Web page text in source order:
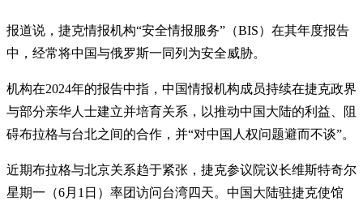
报道说，捷克情报机构“安全情报服务”（BIS）在其年度报告
中，经常将中国与俄罗斯一同列为安全威胁。
机构在2024年的报告中指，中国情报机构成员持续在捷克政界
与部分亲华人士建立并培育关系，以推动中国大陆的利益、阻
碍布拉格与台北之间的合作，并“对中国人权问题避而不谈”。
近期布拉格与北京关系趋于紧张，捷克参议院议长维斯特奇尔
星期一（6月1日）率团访问台湾四天。中国大陆驻捷克使馆